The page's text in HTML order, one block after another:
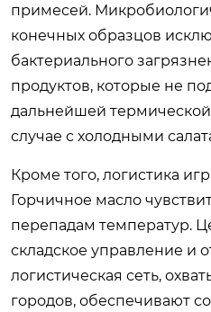
примесей.
конечных образцов
бактериального
продуктов, которые не
дальнейшей термической
случае с холодными
Кроме того, логистика
Горчичное масло
перепадам температур.
складское управление и
логистическая сеть,
городов, обеспечивают